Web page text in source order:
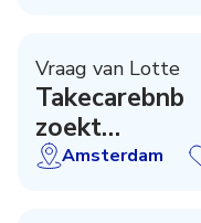
Vraag van Lotte
Takecarebnb
zoekt
gastgezinnen!
Amsterdam